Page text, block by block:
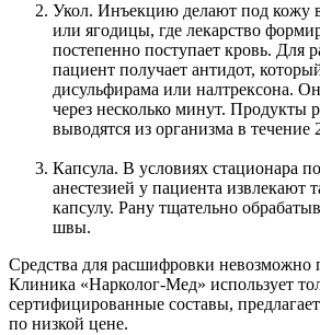
Укол. Инъекцию делают под кожу
или ягодицы, где лекарство
постепенно поступает кровь. Для
пациент получает антидот,
дисульфирама или налтрексона.
через несколько минут. Продукты
выводятся из организма в течение
Капсула. В условиях стационара
анестезией у пациента извлекают
капсулу. Рану тщательно
швы.
Средства для расшифровки невозможно
Клиника «Нарколог-Мед» использует
сертифицированные составы,
по низкой цене.